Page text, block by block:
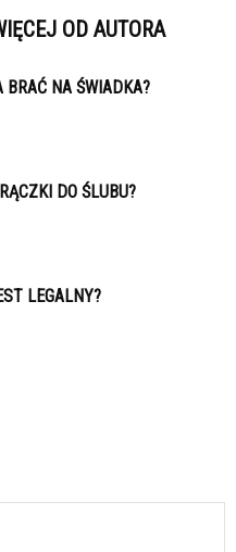
OD AUTORA
BRAĆ NA ŚWIADKA?
DO ŚLUBU?
LEGALNY?